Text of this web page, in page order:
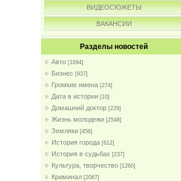
ВИДЕОСЮЖЕТЫ
ВАКАНСИИ
Разделы новостей
Авто [1694]
Бизнес [937]
Громкие имена [274]
Дата в истории [10]
Домашний доктор [229]
Жизнь молодежи [2548]
Земляки [456]
История города [612]
История в судьбах [237]
Культура, творчество [1260]
Криминал [2067]